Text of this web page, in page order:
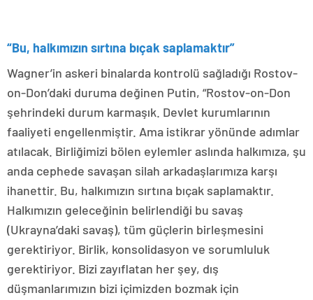
“Bu, halkımızın sırtına bıçak saplamaktır”
Wagner’in askeri binalarda kontrolü sağladığı Rostov-
on-Don’daki duruma değinen Putin, “Rostov-on-Don
şehrindeki durum karmaşık. Devlet kurumlarının
faaliyeti engellenmiştir. Ama istikrar yönünde adımlar
atılacak. Birliğimizi bölen eylemler aslında halkımıza, şu
anda cephede savaşan silah arkadaşlarımıza karşı
ihanettir. Bu, halkımızın sırtına bıçak saplamaktır.
Halkımızın geleceğinin belirlendiği bu savaş
(Ukrayna’daki savaş), tüm güçlerin birleşmesini
gerektiriyor. Birlik, konsolidasyon ve sorumluluk
gerektiriyor. Bizi zayıflatan her şey, dış
düşmanlarımızın bizi içimizden bozmak için